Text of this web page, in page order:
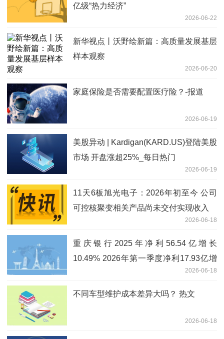
亿级“热力经济”
2026-06-22
新华视点丨沃野绘新篇：高质量发展基层
样本观察
2026-06-20
家庭保险是否需要配置医疗险？-报道
2026-06-19
美股异动 | Kardigan(KARD.US)登陆美股
市场 开盘涨超25%_每日热门
2026-06-19
11天6板旭光电子：2026年初至今 公司
可控核聚变相关产品尚未交付实现收入
2026-06-18
重庆银行2025年净利56.54亿增长
10.49% 2026年第一季度净利17.93亿增
2026-06-18
不同车型维护成本差异大吗？ 热文
2026-06-18